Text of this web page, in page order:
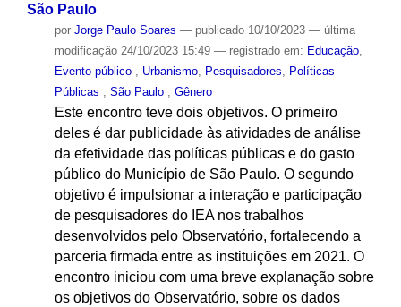
São Paulo
por Jorge Paulo Soares — publicado10/10/2023 — última
modificação24/10/2023 15:49 — registrado em: Educação,
Evento público
Urbanismo, Pesquisadores
Políticas
Públicas
São Paulo Gênero
Este encontro teve dois objetivos. O primeiro
deles é dar publicidade às atividades de análise
da efetividade das políticas públicas e do gasto
público do Município de São Paulo. O segundo
objetivo é impulsionar a interação e participação
de pesquisadores do IEA nos trabalhos
desenvolvidos pelo Observatório, fortalecendo a
parceria firmada entre as instituições em 2021. O
encontro iniciou com uma breve explanação sobre
os objetivos do Observatório, sobre os dados